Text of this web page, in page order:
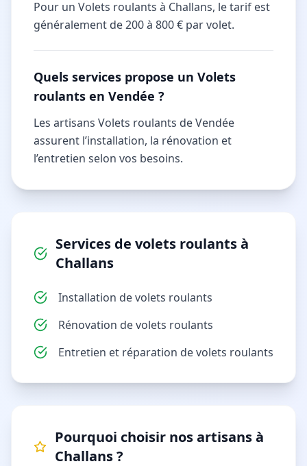
Pour un Volets roulants à Challans, le tarif est
généralement de 200 à 800 € par volet.
Quels services propose un Volets
roulants en Vendée ?
Les artisans Volets roulants de Vendée
assurent l’installation, la rénovation et
l’entretien selon vos besoins.
Services devolets roulantsà
Challans
Installation de volets roulants
Rénovation de volets roulants
Entretien et réparation de volets roulants
Pourquoi choisir nos artisans à
Challans?